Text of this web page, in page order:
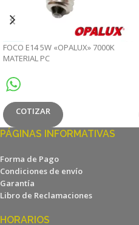
FOCO E14 5W «OPALUX» 7000K
MATERIAL PC
COTIZAR
PÁGINAS INFORMATIVAS
Forma de Pago
Condiciones de envío
Garantía
Libro de Reclamaciones
HORARIOS